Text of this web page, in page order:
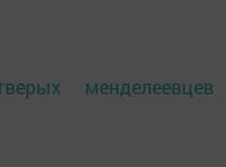
менделеевцев